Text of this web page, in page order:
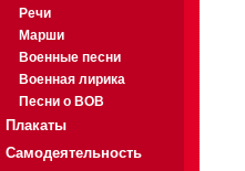
Речи
Марши
Военные песни
Военная лирика
Песни о ВОВ
Плакаты
Самодеятельность